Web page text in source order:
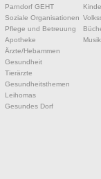
Parndorf GEHT
Soziale Organisationen
Pflege und Betreuung
Apotheke
Ärzte/Hebammen
Gesundheit
Tierärzte
Gesundheitsthemen
Leihomas
Gesundes Dorf